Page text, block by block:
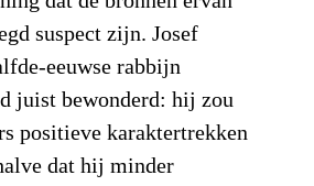
suspect zijn. Josef
eeuwse rabbijn
juist bewonderd: hij zou
positieve karaktertrekken
dat hij minder